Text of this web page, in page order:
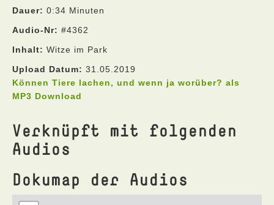
Dauer: 0:34 Minuten
Audio-Nr: #4362
Inhalt: Witze im Park
Upload Datum: 31.05.2019
Können Tiere lachen, und wenn ja worüber? als
MP3 Download
Verknüpft mit folgenden
Audios
Dokumap der Audios